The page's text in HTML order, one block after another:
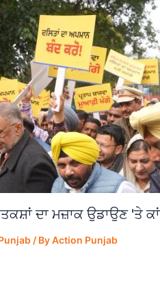
ਦਾ ਮਜ਼ਾਕ ਉਡਾਉਣ 'ਤੇ
/ ByAction Punjab